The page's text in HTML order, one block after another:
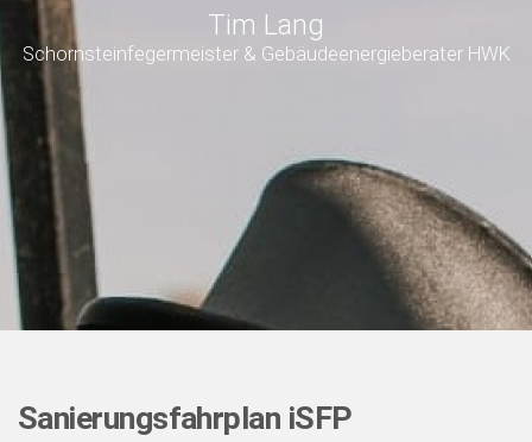
Tim Lang
Schornsteinfegermeister & Gebäudeenergieberater HWK
Sanierungsfahrplan iSFP